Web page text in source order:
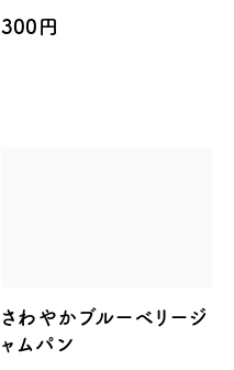
300円
さわやかブルーベリージ
ャムパン